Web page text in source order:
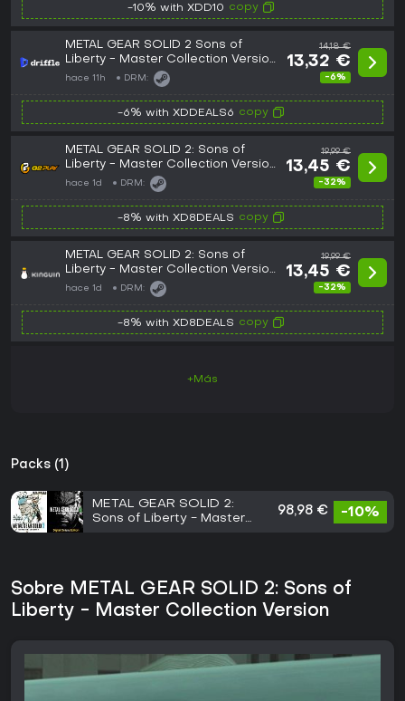
-10% with XDD10 copy
METAL GEAR SOLID 2 Sons of
Liberty - Master Collection Version
(Europe) (PC) - Steam - Digital Key
hace 11h DRM:
14,18 €
13,32 €
-6%
-6% with XDDEALS6 copy
METAL GEAR SOLID 2: Sons of
Liberty - Master Collection Version
PC Steam CD Key
hace 1d DRM:
19,99 €
13,45 €
-32%
-8% with XD8DEALS copy
METAL GEAR SOLID 2: Sons of
Liberty - Master Collection Version
PC Steam CD Key
hace 1d DRM:
19,99 €
13,45 €
-32%
-8% with XD8DEALS copy
+Más
Packs (1)
METAL GEAR SOLID 2:
Sons of Liberty - Master
98,98 € -10%
Sobre METAL GEAR SOLID 2: Sons of
Liberty - Master Collection Version